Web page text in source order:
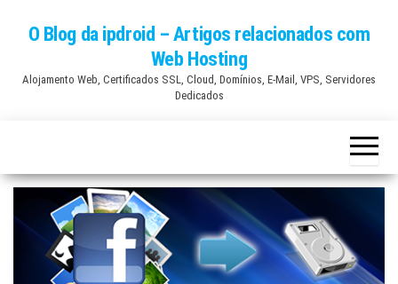
content
O Blog da ipdroid – Artigos relacionados com
Web Hosting
Alojamento Web, Certificados SSL, Cloud, Domínios, E-Mail, VPS, Servidores
Dedicados